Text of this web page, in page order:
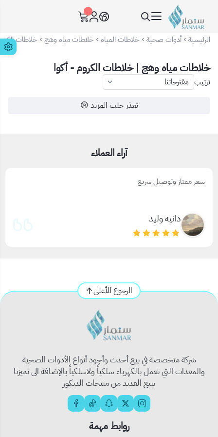
سنمار Sanmar
٠
الرئيسية أدوات صحية خلاطات المياه خلاطات مياه وهج خلاطات
خلاطات مياه وهج | خلاطات الكروم - أكوا
ترتيب
تعذر جلب المزيد 😢
آراء العملاء
سعر ممتاز وتوصيل سريع
دانيه وليد
الرجوع للأعلى
شركة متخصصة في بيع أحدث وأجود أنواع الأدوات الصحية
والمعدات التي تعمل بالكهرباء سلكياً ولاسلكياً بالإضافة الى تميزنا
ببيع العديد من منتجات الديكور
روابط مهمة